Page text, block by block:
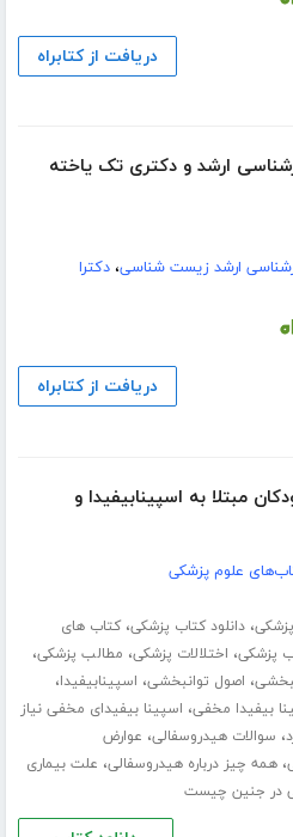
دریافت از کتابراه
ارشد و دکتری تک یاخته
ارشد زیست شناسی،دکترا
دریافت از کتابراه
مبتلا به اسپینابیفیدا و
علوم پزشکی
پزشکی،دانلود کتاب پزشکی،کتاب های
پزشکی، اختلالات پزشکی، مطالب پزشکی،
، اصول توانبخشی، اسپینابیفیدا،
بیفیدا مخفی، اسپینا بیفیدای مخفی نیاز
، سوالات هیدروسفالی، عوارض
،همه چیز درباره هیدروسفالی، علت بیماری
در جنین چیست